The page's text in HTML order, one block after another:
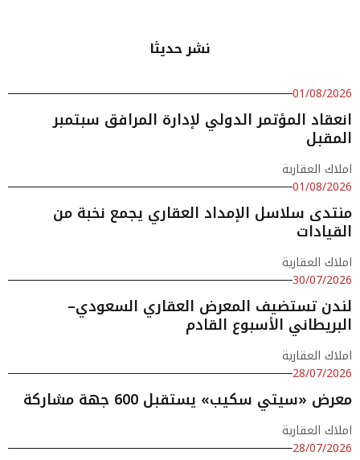
نشر حديثا
01/08/2026
انعقاد المؤتمر الدولي لإدارة المرافق سبتمبر
المقبل
املاك العقارية
01/08/2026
منتدى سلاسل الإمداد العقاري يجمع نخبة من
القيادات
املاك العقارية
30/07/2026
لندن تستضيف المعرض العقاري السعودي–
البريطاني الأسبوع القادم
املاك العقارية
28/07/2026
معرض «سيتي سكيب» يستقبل 600 جهة مشاركة
املاك العقارية
28/07/2026